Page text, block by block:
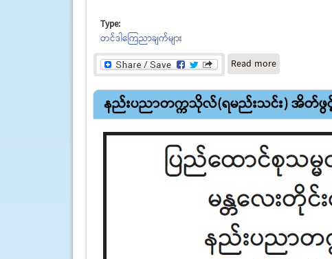
Type:
တင်ဒါကြေညာချက်များ
Read moreabout အိတ်ဖွင့်
နည်းပညာတက္ကသိုလ်(ရမည်းသင်း) အိတ်ဖွင့်